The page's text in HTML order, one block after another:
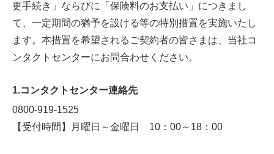
更手続き」ならびに「保険料のお支払い」につきまし
て、一定期間の猶予を設ける等の特別措置を実施いたし
ます。本措置を希望されるご契約者の皆さまは、当社コ
ンタクトセンターにお問合わせください。
1.コンタクトセンター連絡先
0800-919-1525
【受付時間】月曜日～金曜日 10：00～18：00